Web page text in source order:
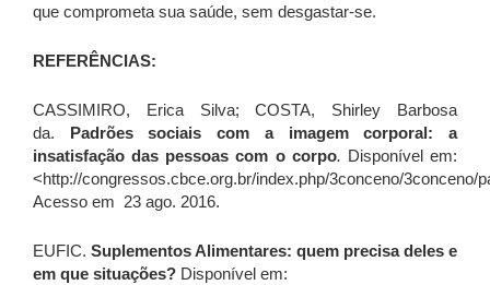
que comprometa sua saúde, sem desgastar-se.
REFERÊNCIAS:
CASSIMIRO, Erica Silva; COSTA, Shirley Barbosa
da. Padrões sociais com a imagem corporal: a
insatisfação das pessoas com o corpo. Disponível em:
<http://congressos.cbce.org.br/index.php/3conceno/3conceno/
Acesso em 23 ago. 2016.
EUFIC. Suplementos Alimentares: quem precisa deles e
em que situações? Disponível em: